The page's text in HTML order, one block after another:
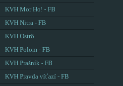
KVH Mor Ho! - FB
KVH Nitra - FB
KVH Ostrô
KVH Polom - FB
KVH Prašník - FB
KVH Pravda víťazí - FB